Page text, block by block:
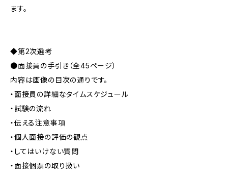
ます。
◆第2次選考
●面接員の手引き（全45ページ）
内容は画像の目次の通りです。
・面接員の詳細なタイムスケジュール
・試験の流れ
・伝える注意事項
・個人面接の評価の観点
・してはいけない質問
・面接個票の取り扱い